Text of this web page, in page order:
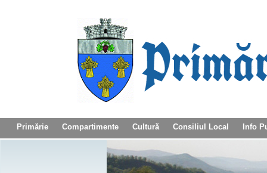
Primărie Compartimente Cultură Consiliul Local Info